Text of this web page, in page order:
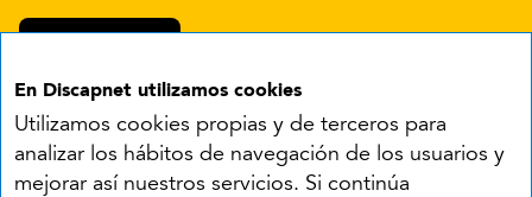
En Discapnet utilizamos cookies
Utilizamos cookies propias y de terceros para
analizar los hábitos de navegación de los usuarios y
mejorar así nuestros servicios. Si continúa